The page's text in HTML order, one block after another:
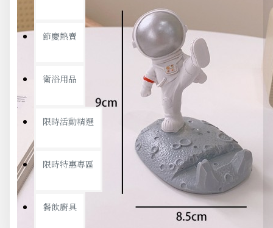
節慶熱賣
衛浴用品
限時活動精選
限時特惠專區
餐飲廚具